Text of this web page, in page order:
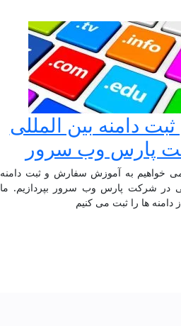
دامنه بین المللی
پارس وب سرور
خواهیم به آموزش سفارش و ثبت دامنه
در شرکت پارس وب سرور بپردازیم. ما
دامنه ها را ثبت می کنیم